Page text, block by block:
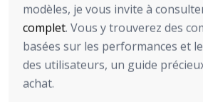
modèles, je vous invite à
complet. Vous y trouverez des
basées sur les performances et
des utilisateurs, un guide
achat.